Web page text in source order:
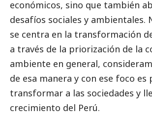
económicos, sino que también
desafíos sociales y ambientales.
se centra en la transformación
a través de la priorización de la
ambiente en general,
de esa manera y con ese foco es
transformar a las sociedades y
crecimiento del Perú.